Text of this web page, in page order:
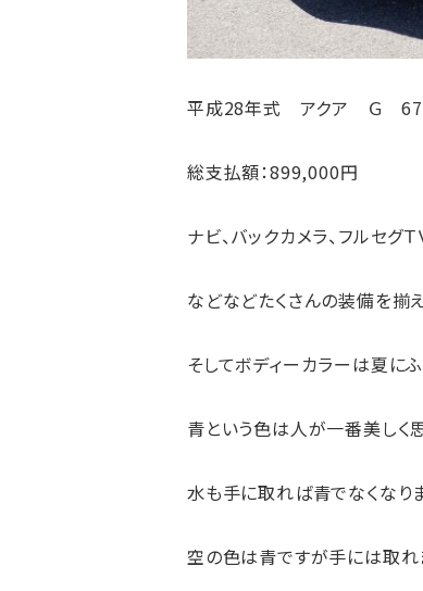
平成28年式 アクア Ｇ
総支払額：899,000円
ナビ、バックカメラ、フルセグ
などなどたくさんの装備を揃
そしてボディーカラーは夏に
青という色は人が一番美しく
水も手に取れば青でなくなり
空の色は青ですが手には取れ